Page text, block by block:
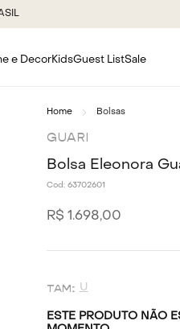
e DecorKidsGuest ListSale
Bolsas
GUARI
Bolsa Eleonora
Cod: 63702601
R$ 1 .698,00
U
ESTE PRODUTO NÃO